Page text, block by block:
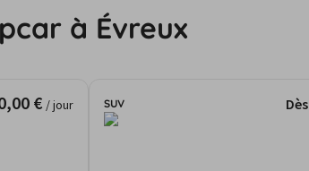
à Évreux
€ / jour SUV Dès